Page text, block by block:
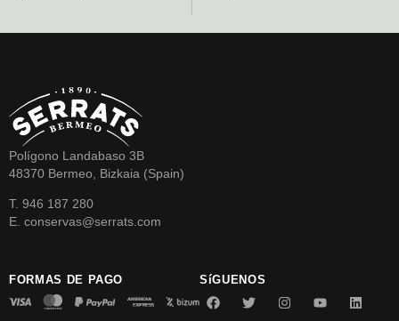
Polígono Landabaso 3B
48370 Bermeo, Bizkaia (Spain)
T. 946 187 280
E. conservas@serrats.com
FORMAS DE PAGO SíGUENOS